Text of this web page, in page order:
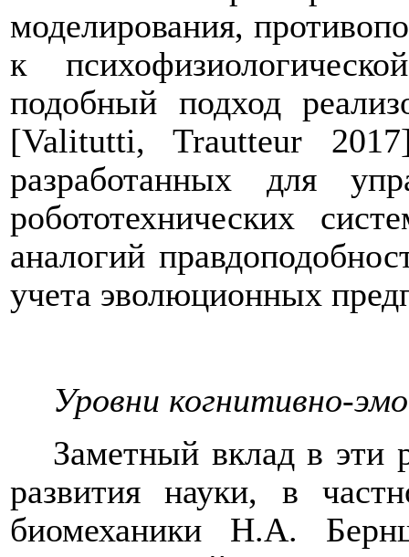
моделирования,
к
подобный подход
[Valitutti, Trautteur
разработанных для
робототехнических
аналогий
учета эволюционных
Уровни когнитивно-
Заметный вклад в эти
развития науки, в
биомеханики Н.А.